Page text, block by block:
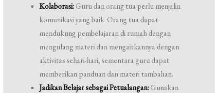
Kolaborasi:Guru dan orang tua perlu menjalin
komunikasi yang baik. Orang tua dapat
mendukung pembelajaran di rumah dengan
mengulang materi dan mengaitkannya dengan
aktivitas sehari-hari, sementara guru dapat
memberikan panduan dan materi tambahan.
Jadikan Belajar sebagai Petualangan:Gunakan